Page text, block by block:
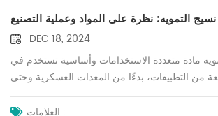
التمويه: نظرة على المواد وعملية التصنيع
DEC 18, 2024
مادة متعددة الاستخدامات وأساسية تستخدم في
من التطبيقات، بدءًا من المعدات العسكرية وحتى
صنع هذا القماش بانتقاء ألياف عالية الجودة ومزجها
بنسب محددة مثل الشعبية 50 نايلون 50 قطن قماش مموه. يجمع هذا
العلامات :